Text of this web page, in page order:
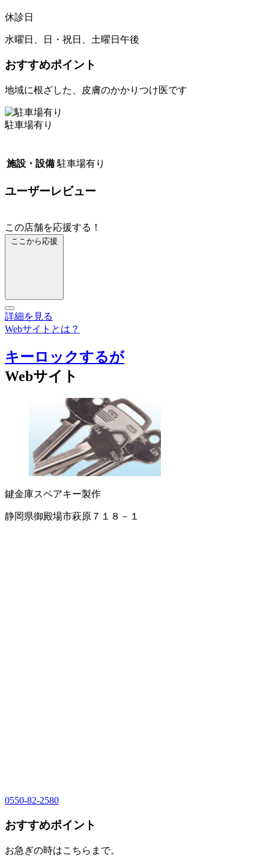
休診日
水曜日、日・祝日、土曜日午後
おすすめポイント
地域に根ざした、皮膚のかかりつけ医です
駐車場有り
施設・設備 駐車場有り
ユーザーレビュー
この店舗を応援する！
ここから応援
詳細を見る
Webサイトとは？
キーロックするが
Webサイト
鍵金庫スペアキー製作
静岡県御殿場市萩原７１８－１
0550-82-2580
おすすめポイント
お急ぎの時はこちらまで。